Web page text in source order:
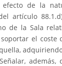
de la
artículo
de la Sala
el coste